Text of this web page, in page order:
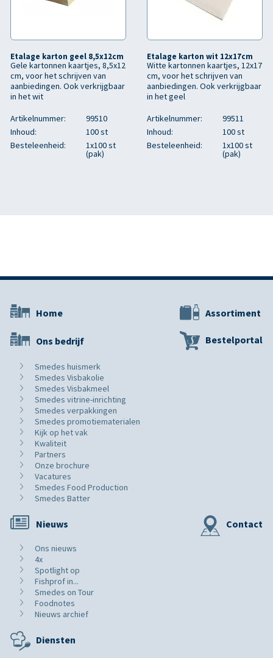
Etalage karton geel 8,5x12cm
Gele kartonnen kaartjes, 8,5x12
cm, voor het schrijven van
aanbiedingen. Ook verkrijgbaar
in het wit
Artikelnummer:
99510
Inhoud:
100 st
Besteleenheid:
1x100 st
(pak)
Etalage karton wit 12x17cm
Witte kartonnen kaartjes, 12x17
cm, voor het schrijven van
aanbiedingen. Ook verkrijgbaar
in het geel
Artikelnummer:
99511
Inhoud:
100 st
Besteleenheid:
1x100 st
(pak)
Home
Ons bedrijf
Smedes huismerk
Smedes Visbakolie
Smedes Visbakmeel
Smedes vitrine-inrichting
Smedes verpakkingen
Smedes promotiematerialen
Kijk op het vak
Kwaliteit
Partners
Onze brochure
Vacatures
Smedes Food Production
Smedes Batter
Assortiment
Bestelportal
Nieuws
Ons nieuws
4x
Spotlight op
Fishprof in...
Smedes on Tour
Foodnotes
Nieuws archief
Diensten
Contact